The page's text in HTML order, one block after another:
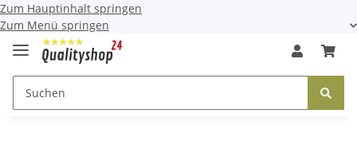
Zum Hauptinhalt springen
Zum Menü springen